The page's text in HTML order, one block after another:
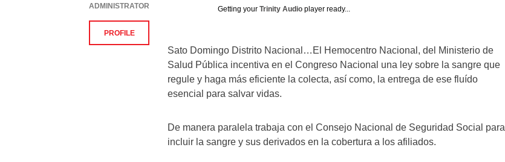
Getting your Trinity Audio player ready...
Sato Domingo Distrito Nacional…El Hemocentro Nacional, del Ministerio de
Salud Pública incentiva en el Congreso Nacional una ley sobre la sangre que
regule y haga más eficiente la colecta, así como, la entrega de ese fluído
esencial para salvar vidas.
De manera paralela trabaja con el Consejo Nacional de Seguridad Social para
incluir la sangre y sus derivados en la cobertura a los afiliados.
ADMINISTRATOR
PROFILE